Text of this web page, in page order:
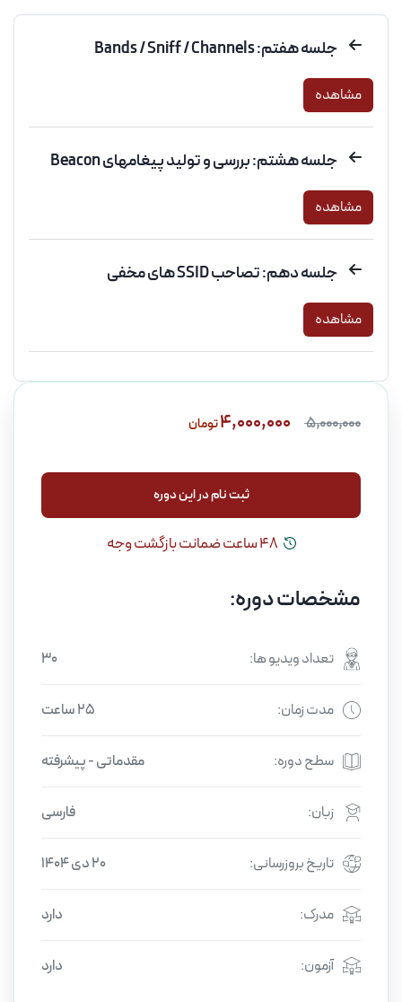
جلسه هفتم: Bands / Sniff / Channels
مشاهده
جلسه هشتم: بررسی و تولید پیغامهای Beacon
مشاهده
جلسه دهم: تصاحب SSID های مخفی
مشاهده
5,000,000
4,000,000تومان
ثبت نام در این دوره
ثبت نام در این دوره
48 ساعت ضمانت بازگشت وجه
مشخصات دوره:
تعداد ویدیو ها: 30
مدت زمان: 25 ساعت
سطح دوره: مقدماتی - پیشرفته
زبان: فارسی
تاریخ بروزرسانی: 20 دی 1404
مدرک: دارد
آزمون: دارد